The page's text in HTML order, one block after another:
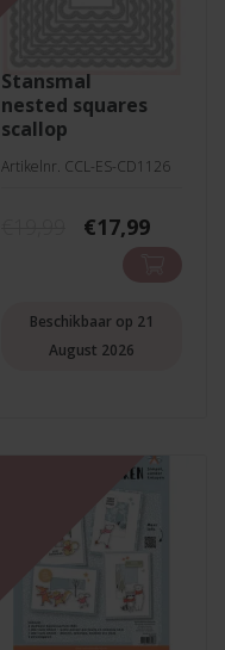
stansmal
nested squares
scallop
Artikelnr. CCL-ES-CD1126
prijs
was:
€19,99.
€17,99
prijs
is:
€17,99.
Beschikbaar op 21
August 2026